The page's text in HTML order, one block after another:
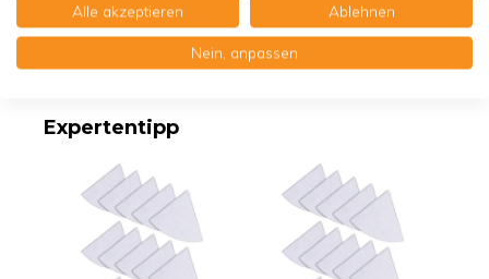
Produktbeschreibung
Erstklassige Qualität - Made in Germany
Expertentipp
Alle akzeptieren Ablehnen
Nein, anpassen